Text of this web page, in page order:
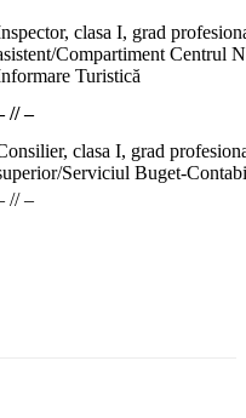
clasa I, grad
Compartiment Centrul
Turistică
// –
clasa I, grad
Serviciul Buget-
// –